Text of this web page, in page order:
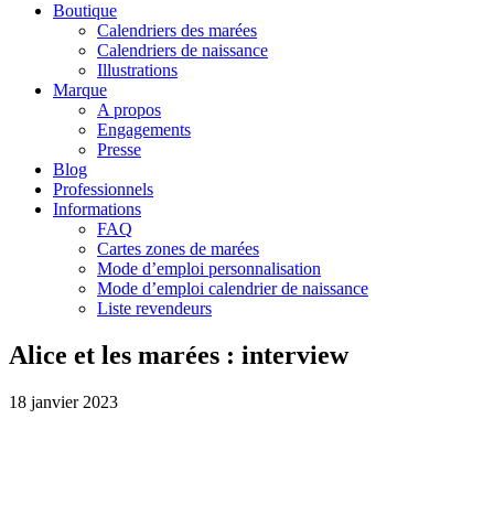
Boutique
Calendriers des marées
Calendriers de naissance
Illustrations
Marque
A propos
Engagements
Presse
Blog
Professionnels
Informations
FAQ
Cartes zones de marées
Mode d’emploi personnalisation
Mode d’emploi calendrier de naissance
Liste revendeurs
Alice et les marées : interview
18 janvier 2023